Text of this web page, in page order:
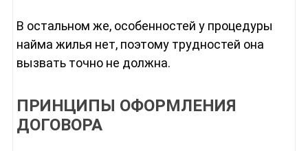
В остальном же, особенностей у процедуры
найма жилья нет, поэтому трудностей она
вызвать точно не должна.
ПРИНЦИПЫ ОФОРМЛЕНИЯ
ДОГОВОРА